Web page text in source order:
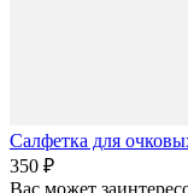
Салфетка для
350 ₽
Вас может